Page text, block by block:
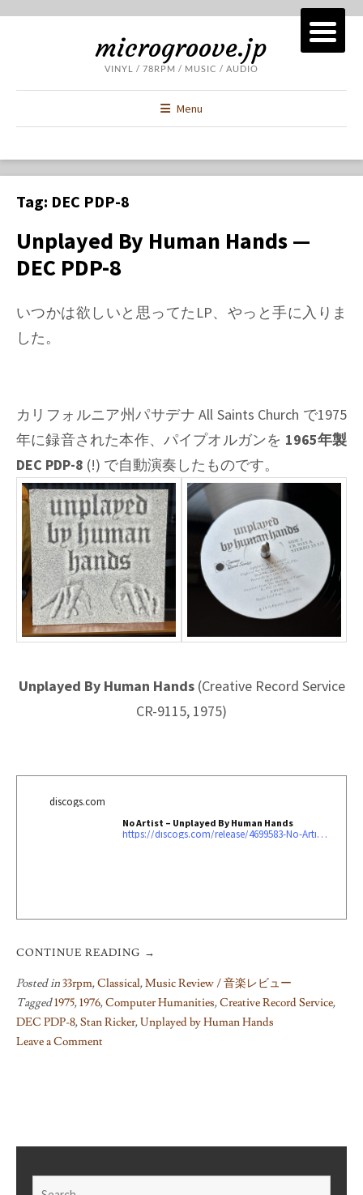
microgroove.jp
VINYL / 78RPM / MUSIC / AUDIO
Menu
Tag: DEC PDP-8
Unplayed By Human Hands —
DEC PDP-8
いつかは欲しいと思ってたLP、やっと手に入りま
した。
カリフォルニア州パサデナ All Saints Church で1975
年に録音された本作、パイプオルガンを 1965年製
DEC PDP-8 (!) で自動演奏したものです。
Unplayed By Human Hands(Creative Record Service
CR-9115, 1975)
discogs.com
No Artist – Unplayed By Human Hands
https://discogs.com/release/4699583-No-Artist-Unplayed-By-Human-Hands
CONTINUE READING →
Posted in33rpm,Classical,Music Review / 音楽レビュー
Tagged1975,1976,Computer Humanities,Creative Record Service,
DEC PDP-8,Stan Ricker,Unplayed by Human Hands
Leave a Comment
DEC